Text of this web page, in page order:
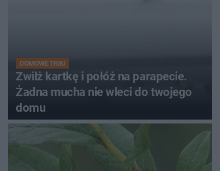
DOMOWE TRIKI
Zwilż kartkę i połóż na parapecie.
Żadna mucha nie wleci do twojego
domu